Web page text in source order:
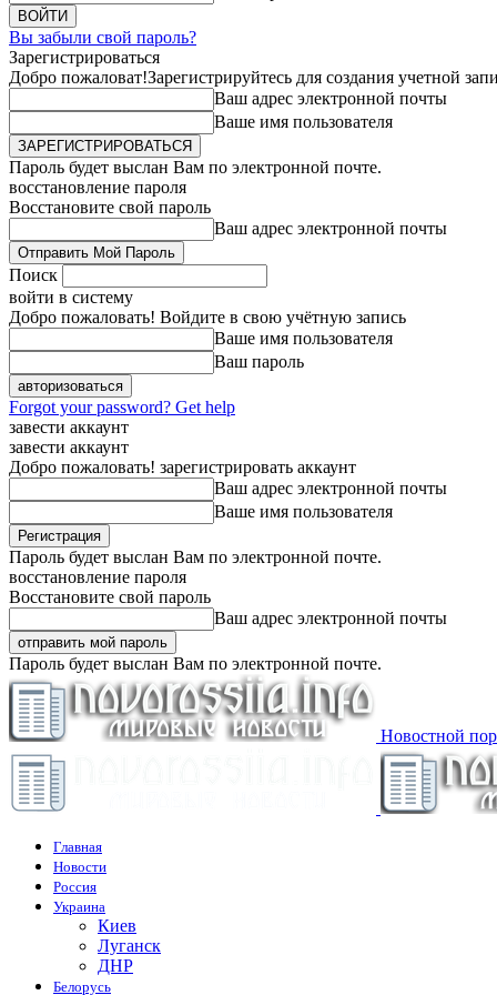
Вы забыли свой пароль?
Зарегистрироваться
Добро пожаловат!Зарегистрируйтесь для создания учетной
Ваш адрес электронной почты
Ваше имя пользователя
Пароль будет выслан Вам по электронной почте.
восстановление пароля
Восстановите свой пароль
Ваш адрес электронной почты
Поиск
войти в систему
Добро пожаловать! Войдите в свою учётную запись
Ваше имя пользователя
Ваш пароль
Forgot your password? Get help
завести аккаунт
завести аккаунт
Добро пожаловать! зарегистрировать аккаунт
Ваш адрес электронной почты
Ваше имя пользователя
Пароль будет выслан Вам по электронной почте.
восстановление пароля
Восстановите свой пароль
Ваш адрес электронной почты
Пароль будет выслан Вам по электронной почте.
Новостной
Главная
Новости
Россия
Украина
Киев
Луганск
ДНР
Белорусь